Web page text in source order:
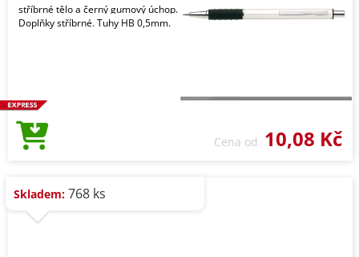
stříbrné tělo a černý gumový úchop.
Doplňky stříbrné. Tuhy HB 0,5mm.
Cena od 10,08 Kč
Skladem: 768 ks